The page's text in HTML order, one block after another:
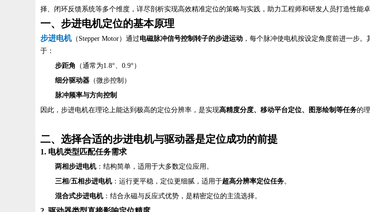
择、闭环反馈系统等多个维度，详尽剖析实现高效精准定位的策略与实践，助力工程师和研发人员打造性能卓
一、步进电机定位的基本原理
步进电机（Stepper Motor）通过电磁脉冲信号控制转子的步进运动 ，每个脉冲使电机按设定角度前进一步。
于：
步距角 （通常为1.8°、0.9°）
细分驱动器 （微步控制）
脉冲频率与方向控制
因此，步进电机在理论上能达到极高的定位分辨率，是实现高精度分度、移动平台定位、图形绘制等任务的
二、选择合适的步进电机与驱动器是定位成功的前提
1. 电机类型匹配任务需求
两相步进电机：结构简单，适用于大多数定位应用。
三相/五相步进电机：运行更平稳，定位更细腻，适用于超高分辨率定位任务。
混合式步进电机：结合永磁与反应式优势，是精密定位的主流选择。